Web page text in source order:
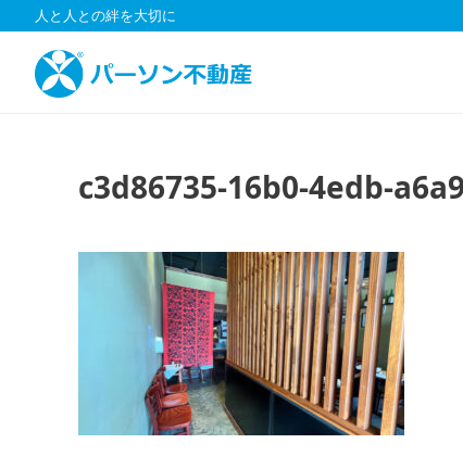
ン
人と人との絆を大切に
c3d86735-16b0-4edb-